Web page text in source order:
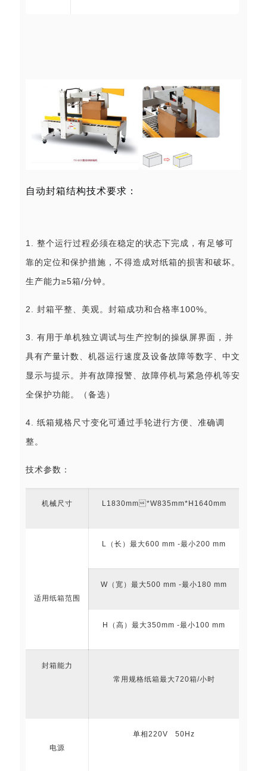
自动封箱结构技术要求：
1. 整个运行过程必须在稳定的状态下完成，有足够可
靠的定位和保护措施，不得造成对纸箱的损害和破坏。
生产能力≥5箱/分钟。
2. 封箱平整、美观。封箱成功和合格率100%。
3. 有用于单机独立调试与生产控制的操纵屏界面，并
具有产量计数、机器运行速度及设备故障等数字、中文
显示与提示。并有故障报警、故障停机与紧急停机等安
全保护功能。（备选）
4. 纸箱规格尺寸变化可通过手轮进行方便、准确调
整。
技术参数：
机械尺寸 L1830mm*W835mm*H1640mm
适用纸箱范围
L（长）最大600 mm -最小200 mm
W（宽）最大500 mm -最小180 mm
H（高）最大350mm -最小100 mm
封箱能力
常用规格纸箱最大720箱/小时
电源
单相220V 50Hz